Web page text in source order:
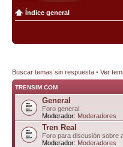
Índice general
Buscar temas sin respuesta • Ver
TRENSIM.COM
General
Foro general
Moderador: Moderadores
Tren Real
Foro para discusión sobre
Moderador: Moderadores